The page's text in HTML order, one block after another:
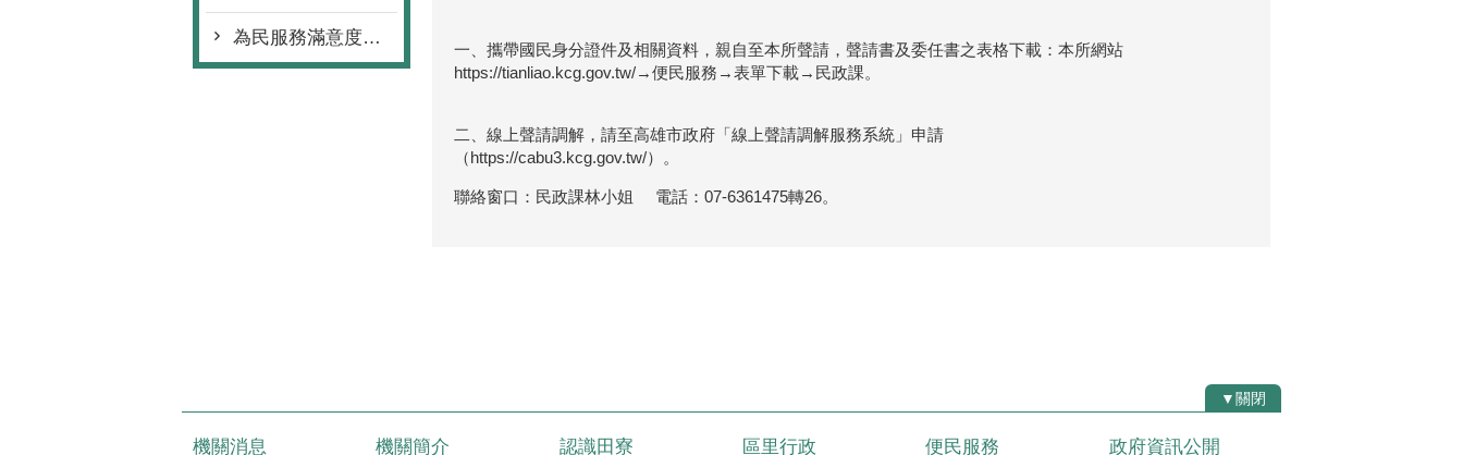
為民服務滿意度調查
一、攜帶國民身分證件及相關資料，親自至本所聲請，聲請書及委任書之表格下載：本所網站
https://tianliao.kcg.gov.tw/→便民服務→表單下載→民政課。
二、線上聲請調解，請至高雄市政府「線上聲請調解服務系統」申請
（https://cabu3.kcg.gov.tw/）。
​聯絡窗口：民政課林小姐 電話：07-6361475轉26。
▼關閉
機關消息 機關簡介 認識田寮 區里行政 便民服務 政府資訊公開